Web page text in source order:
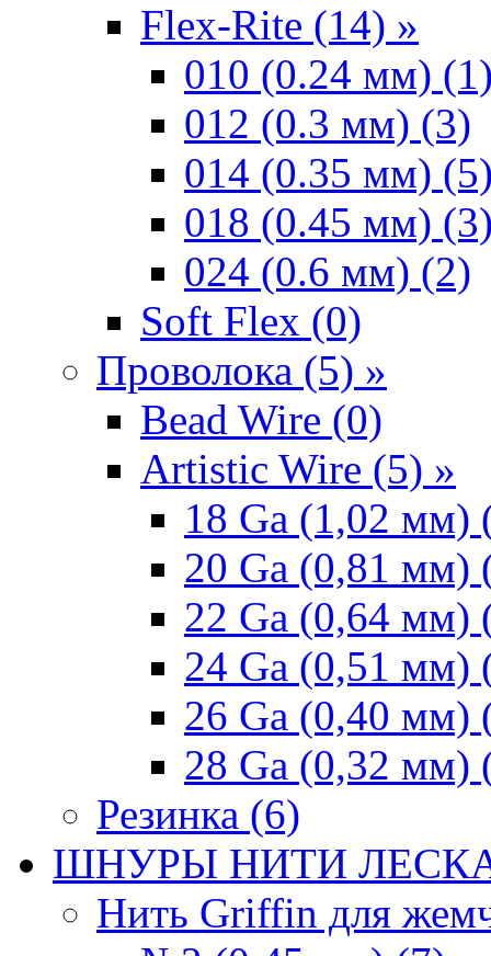
Flex-Rite (14) »
010 (0.24 мм)
012 (0.3 мм) (3)
014 (0.35 мм)
018 (0.45 мм)
024 (0.6 мм) (2)
Soft Flex (0)
Проволока (5) »
Bead Wire (0)
Artistic Wire (5) »
18 Ga (1,02 мм)
20 Ga (0,81 мм)
22 Ga (0,64 мм)
24 Ga (0,51 мм)
26 Ga (0,40 мм)
28 Ga (0,32 мм)
Резинка (6)
ШНУРЫ НИТИ
Нить Griffin для